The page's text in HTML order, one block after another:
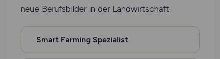
neue Berufsbilder in der Landwirtschaft.
Smart Farming Spezialist